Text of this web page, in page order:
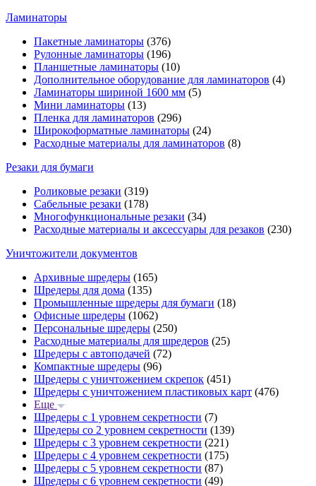
Ламинаторы
Пакетные ламинаторы (376)
Рулонные ламинаторы (196)
Планшетные ламинаторы (10)
Дополнительное оборудование для ламинаторов (4)
Ламинаторы шириной 1600 мм (5)
Мини ламинаторы (13)
Пленка для ламинаторов (296)
Широкоформатные ламинаторы (24)
Расходные материалы для ламинаторов (8)
Резаки для бумаги
Роликовые резаки (319)
Сабельные резаки (178)
Многофункциональные резаки (34)
Расходные материалы и аксессуары для резаков (230)
Уничтожители документов
Архивные шредеры (165)
Шредеры для дома (135)
Промышленные шредеры для бумаги (18)
Офисные шредеры (1062)
Персональные шредеры (250)
Расходные материалы для шредеров (25)
Шредеры с автоподачей (72)
Компактные шредеры (96)
Шредеры с уничтожением скрепок (451)
Шредеры с уничтожением пластиковых карт (476)
Еще
Шредеры с 1 уровнем секретности (7)
Шредеры со 2 уровнем секретности (139)
Шредеры с 3 уровнем секретности (221)
Шредеры с 4 уровнем секретности (175)
Шредеры с 5 уровнем секретности (87)
Шредеры с 6 уровнем секретности (49)